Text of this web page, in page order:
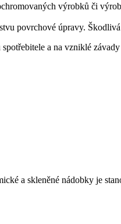
výrobků či
povrchové úpravy.
a na vzniklé
a skleněné nádobky je